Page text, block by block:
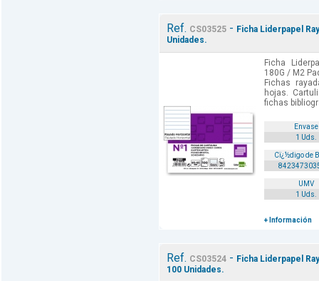
Ref. CS03525- Ficha Liderpapel
Unidades.
Ficha
180G / M2
Fichas
hojas.
fichas
Envase
1 Uds.
Cï¿½digo de
UMV
1 Uds.
+ Información
Ref. CS03524- Ficha Liderpapel
100 Unidades.